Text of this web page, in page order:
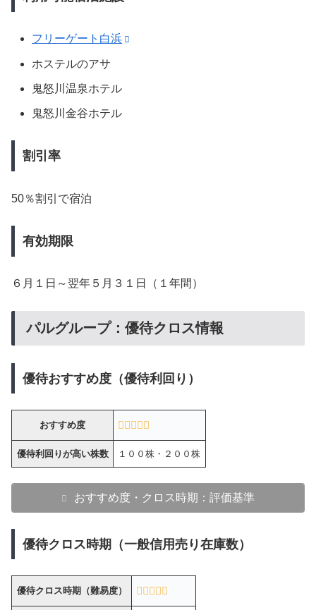
フリーゲート白浜
ホステルのアサ
鬼怒川温泉ホテル
鬼怒川金谷ホテル
割引率
50％割引で宿泊
有効期限
６月１日～翌年５月３１日（１年間）
パルグループ：優待クロス情報
優待おすすめ度（優待利回り）
おすすめ度
優待利回りが高い株数 １００株・２００株
おすすめ度・クロス時期：評価基準
優待クロス時期（一般信用売り在庫数）
優待クロス時期（難易度）